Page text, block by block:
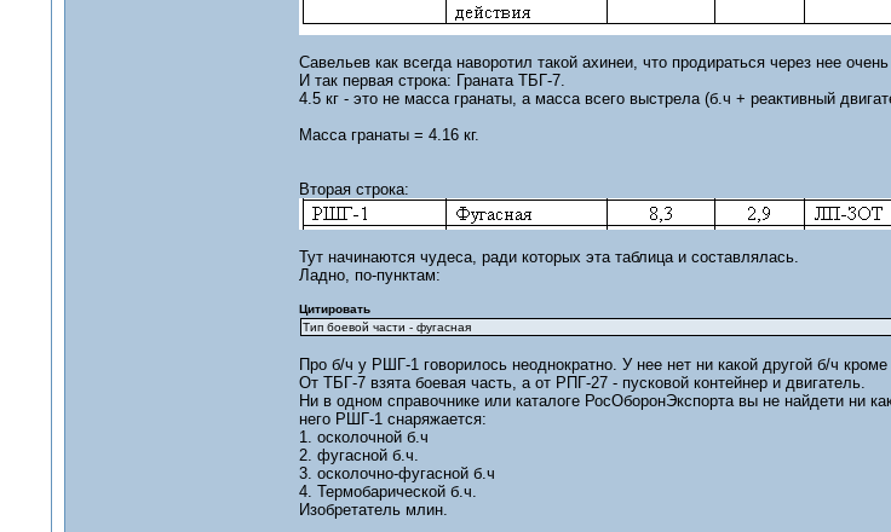
Савельев как всегда наворотил такой ахинеи, что продираться через нее
И так первая строка: Граната ТБГ-7.
4.5 кг - это не масса гранаты, а масса всего выстрела (б.ч + реактивный
Масса гранаты = 4.16 кг.
Вторая строка:
Тут начинаются чудеса, ради которых эта таблица и составлялась.
Ладно, по-пунктам:
Цитировать
Тип боевой части - фугасная
Про б/ч у РШГ-1 говорилось неоднократно. У нее нет ни какой другой б/ч
От ТБГ-7 взята боевая часть, а от РПГ-27 - пусковой контейнер и двигатель.
Ни в одном справочнике или каталоге РосОборонЭкспорта вы не найдети ни
него РШГ-1 снаряжается:
1. осколочной б.ч
2. фугасной б.ч.
3. осколочно-фугасной б.ч
4. Термобарической б.ч.
Изобретатель млин.